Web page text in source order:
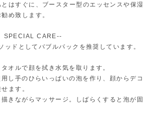
はすぐに、ブースター型のエッセンスや保湿
め致します。
CARE--
ッドとしてバブルパックを推奨しています。
オルで顔を拭き水気を取ります。
し手のひらいっぱいの泡を作り、顔からデコ
ます。
きながらマッサージ。しばらくすると泡が固